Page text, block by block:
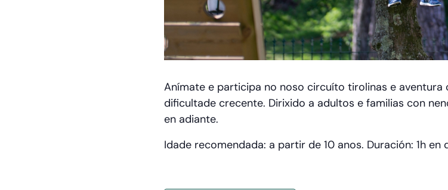
Anímate e participa no noso circuíto tirolinas e
dificultade crecente. Dirixido a adultos e familias con
en adiante.
Idade recomendada: a partir de 10 anos. Duración: 1h en